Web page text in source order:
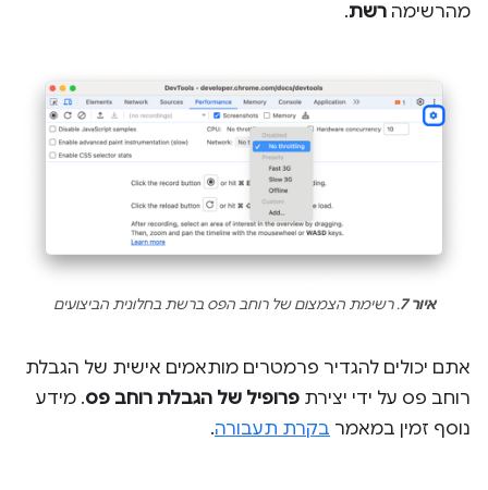
מהרשימה רשת.
איור 7 . רשימת הצמצום של רוחב הפס ברשת בחלונית הביצועים
אתם יכולים להגדיר פרמטרים מותאמים אישית של הגבלת
רוחב פס על ידי יצירת פרופיל של הגבלת רוחב פס. מידע
נוסף זמין במאמר בקרת תעבורה.